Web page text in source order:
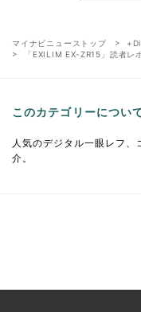
マイナビニューストップ
「EXILIM EX-ZR15」読者
このカテゴリーについ
人気のデジタル一眼レフ
介。